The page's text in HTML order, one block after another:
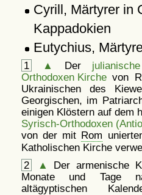
Cyrill, Märtyrer in
Kappadokien
Eutychius,
1 ▲ Der
Orthodoxen Kirchevon
Ukrainischen des
Georgischen, im
einigen Klöstern auf dem
Syrisch-Orthodoxen
von der mit Rom
Katholischen Kirche
2
▲
Der armenische
Monate und Tage
altägyptischen